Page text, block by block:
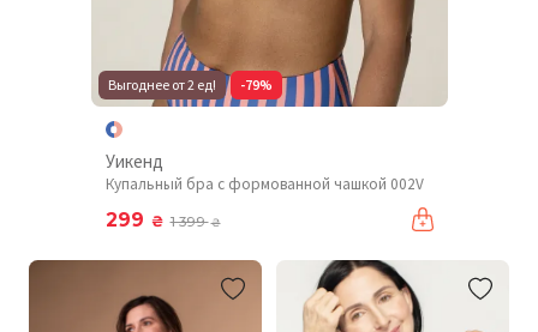
Выгоднее от 2 ед! -79%
Уикенд
Купальный бра с формованной чашкой 002V
299 ₴ 1 399₴